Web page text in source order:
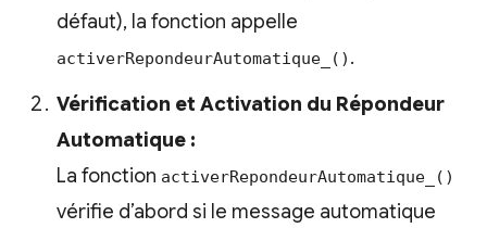
défaut), la fonction appelle
activerRepondeurAutomatique_() .
Vérification et Activation du Répondeur
Automatique :
La fonction activerRepondeurAutomatique_()
vérifie d’abord si le message automatique